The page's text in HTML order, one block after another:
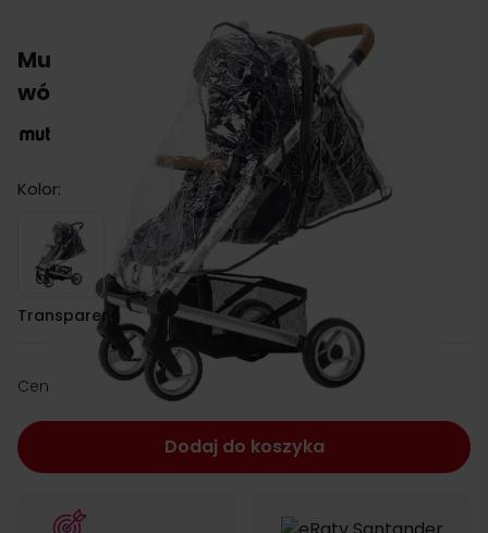
Mutsy folia przeciwdeszczowa do
wózka NEXO
Kolor:
Transparent
Transparent
Cena: zł 135.00
Dodaj do koszyka